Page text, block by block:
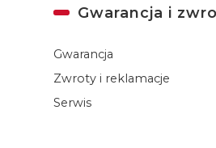
Gwarancja i
Gwarancja
Zwroty i reklamacje
Serwis